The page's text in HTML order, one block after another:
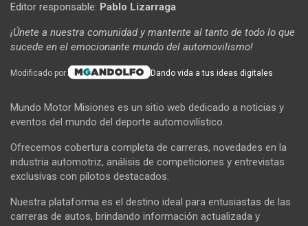
Editor responsable: Pablo Lizarraga
¡Únete a nuestra comunidad y mantente al tanto de todo lo que
sucede en el emocionante mundo del automovilismo!
Modificado por: Dando vida a tus ideas digitales
Mundo Motor Misiones es un sitio web dedicado a noticias y
eventos del mundo del deporte automovilístico.
Ofrecemos cobertura completa de carreras, novedades en la
industria automotriz, análisis de competiciones y entrevistas
exclusivas con pilotos destacados.
Nuestra plataforma es el destino ideal para entusiastas de las
carreras de autos, brindando información actualizada y